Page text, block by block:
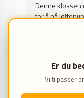
Er du
Vi tilpasser
Denne klossen
for å nå
120 mm og er
gummi, slik at